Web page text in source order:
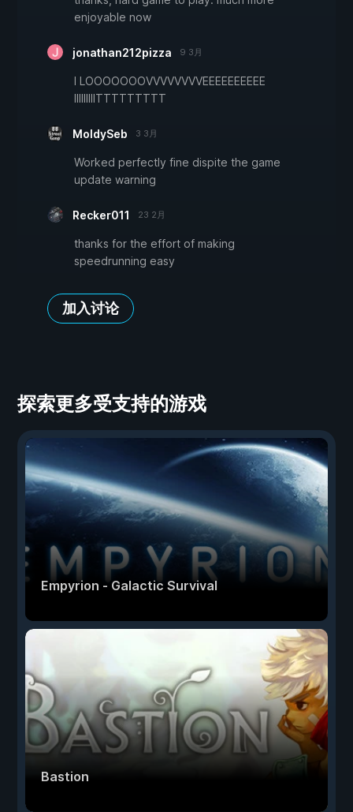
enjoyable now
jonathan212pizza 9 3月
I LOOOOOOOVVVVVVVVEEEEEEEEEE
IIIIIIIIITTTTTTTTT
MoldySeb 3 3月
Worked perfectly fine dispite the game
update warning
Recker011 23 2月
thanks for the effort of making
speedrunning easy
加入讨论
探索更多受支持的游戏
Empyrion - Galactic Survival
Bastion